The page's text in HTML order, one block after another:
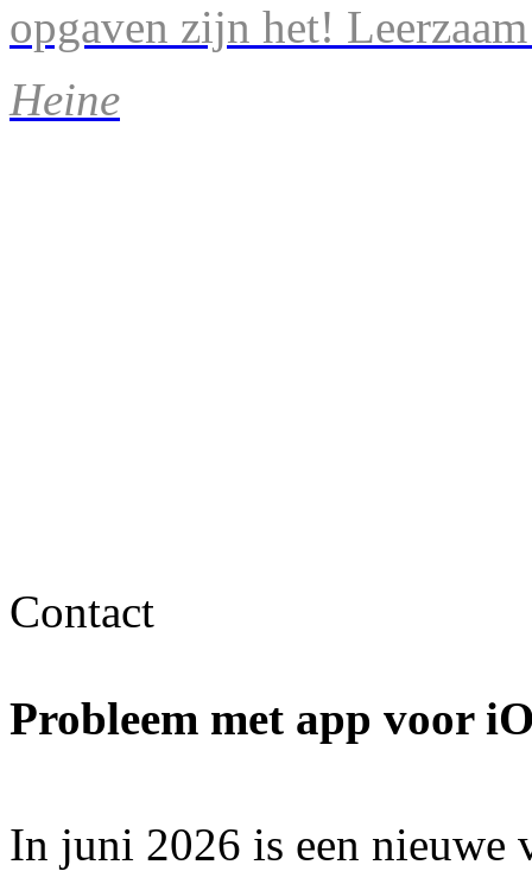
opgaven zijn het!
Heine
Contact
Probleem met app voor
In juni 2026 is een nieuwe